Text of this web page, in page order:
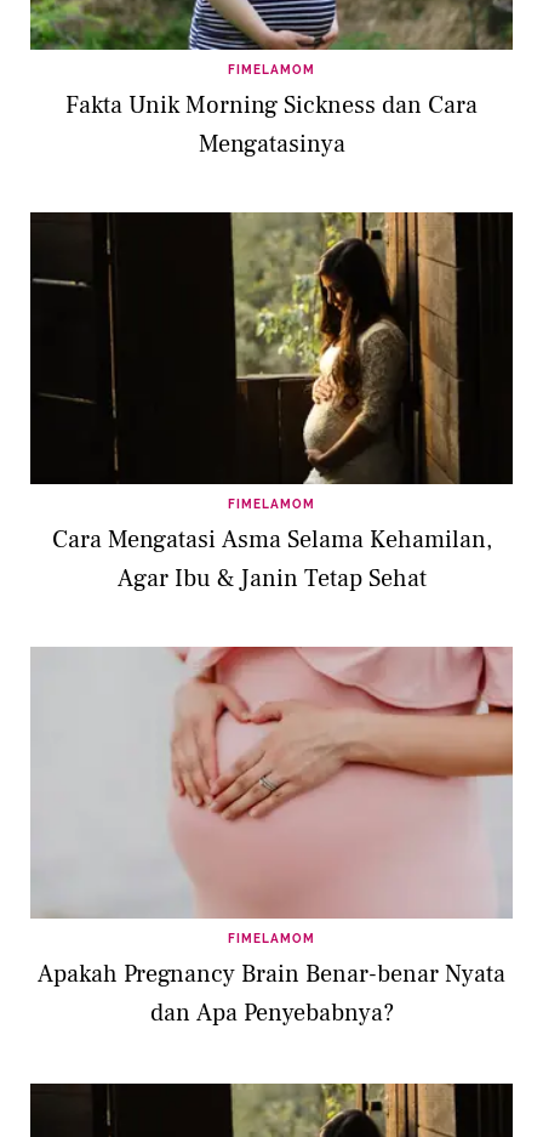
FIMELAMOM
Fakta Unik Morning Sickness dan Cara
Mengatasinya
FIMELAMOM
Cara Mengatasi Asma Selama Kehamilan,
Agar Ibu & Janin Tetap Sehat
FIMELAMOM
Apakah Pregnancy Brain Benar-benar Nyata
dan Apa Penyebabnya?